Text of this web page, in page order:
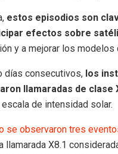
estos episodios son
efectos sobre
y a mejorar los modelos
días consecutivos, los
llamaradas de clase
de intensidad solar.
se observaron tres
llamarada X8.1